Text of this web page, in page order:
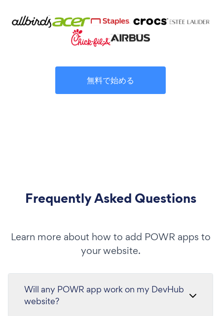
無料で始める
Frequently Asked Questions
Learn more about how to add POWR apps to
your website.
Will any POWR app work on my DevHub
website?